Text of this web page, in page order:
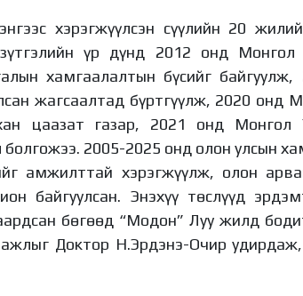
хэрэгжүүлсэн сүүлийн 20
үр дүнд 2012 онд Монгол
хамгаалалтын бүсийг
жагсаалтад бүртгүүлж, 2020 онд
цаазат газар, 2021 онд Монгол
болгожээ. 2005-2025 онд олон улсын
амжилттай хэрэгжүүлж, олон
байгуулсан. Энэхүү төслүүд
бөгөөд “Модон” Луу жилд
ажлыг Доктор Н.Эрдэнэ-Очир